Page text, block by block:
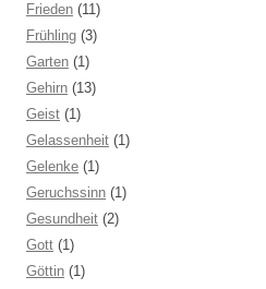
Frieden (11)
Frühling (3)
Garten (1)
Gehirn (13)
Geist (1)
Gelassenheit (1)
Gelenke (1)
Geruchssinn (1)
Gesundheit (2)
Gott (1)
Göttin (1)